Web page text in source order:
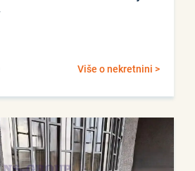
Više o nekretnini >